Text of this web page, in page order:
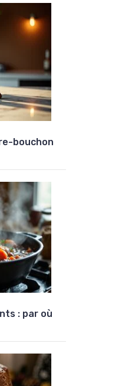
bouchon
: par où